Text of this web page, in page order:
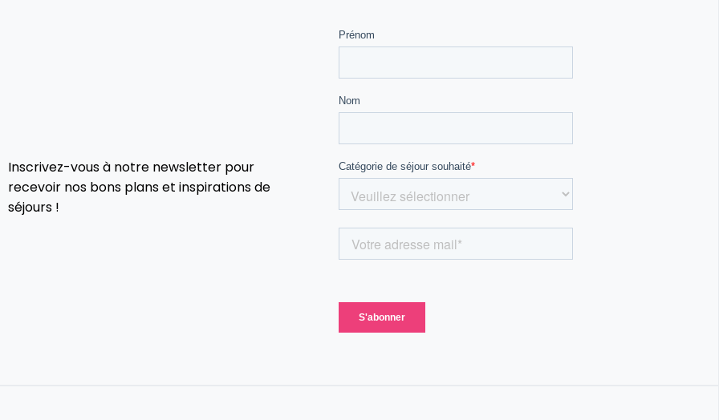
Inscrivez-vous à notre newsletter pour
recevoir nos bons plans et inspirations de
séjours !